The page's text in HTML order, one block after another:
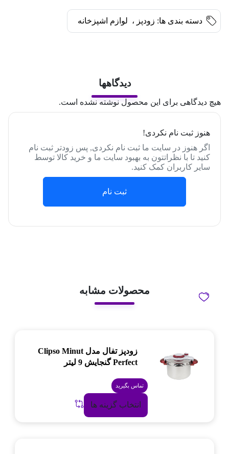
دسته بندی ها: زودپز ، لوازم اشپزخانه
دیدگاهها
هیچ دیدگاهی برای این محصول نوشته نشده است.
هنوز ثبت نام نکردی!
اگر هنوز در سایت ما ثبت نام نکردی, پس زودتر ثبت نام
کنید تا با نظراتتون به بهبود سایت ما و خرید کالا توسط
سایر کاربران کمک کنید.
ثبت نام
محصولات مشابه
زودپز تفال مدل Clipso Minut
Perfect گنجایش 9 لیتر
تماس بگیرید
انتخاب گزینه ها